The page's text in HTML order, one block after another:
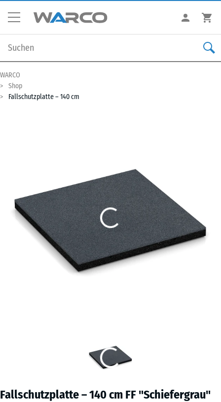
WARCO
Shop
Fallschutzplatte – 140 cm
Fallschutzplatte – 140 cm FF "Schiefergrau"